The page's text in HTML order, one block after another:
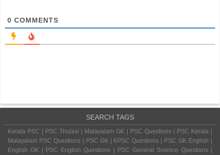
0 COMMENTS
SEARCH TAGS
Kerala PSC | PSC Thulasi | Malayalam GK | PSC Questions | PSC Kerala |
Malayalam PSC Questions | PSC GK | KPSC Questions | PSC GK English |
English GK | PSC English Questions | PSC General Science Questions |